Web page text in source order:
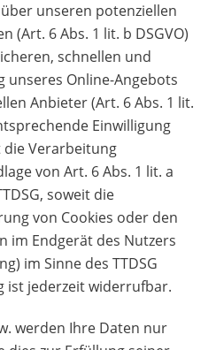
unseren potenziellen
(Art. 6 Abs. 1 lit. b DSGVO)
schnellen und
unseres Online-Angebots
Anbieter (Art. 6 Abs. 1 lit.
Einwilligung
Verarbeitung
von Art. 6 Abs. 1 lit. a
soweit die
von Cookies oder den
im Endgerät des Nutzers
im Sinne des TTDSG
ist jederzeit widerrufbar.
werden Ihre Daten nur